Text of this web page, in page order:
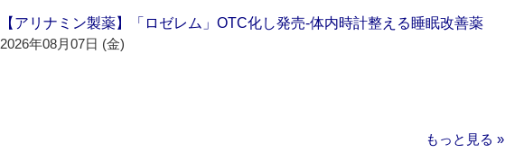
【アリナミン製薬】「ロゼレム」OTC化し発売‐体内時計整える睡眠改善薬
2026年08月07日 (金)
もっと見る »